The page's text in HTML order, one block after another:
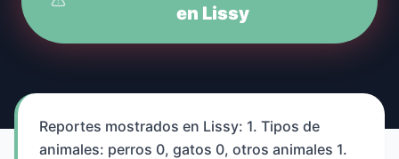
en Lissy
Reportes mostrados en Lissy: 1. Tipos de
animales: perros 0, gatos 0, otros animales 1.